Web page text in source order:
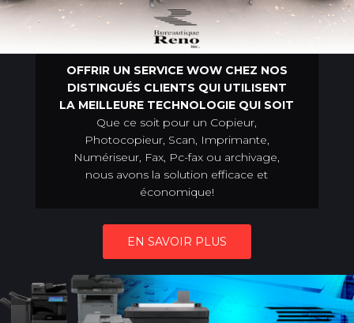
OFFRIR UN SERVICE WOW CHEZ NOS
DISTINGUÉS CLIENTS QUI UTILISENT
LA MEILLEURE TECHNOLOGIE QUI SOIT
Que ce soit pour un Copieur,
Photocopieur, Scan, Imprimante,
Numériseur, Fax, Pc-fax ou archivage,
nous avons la solution efficace et
économique!
EN SAVOIR PLUS